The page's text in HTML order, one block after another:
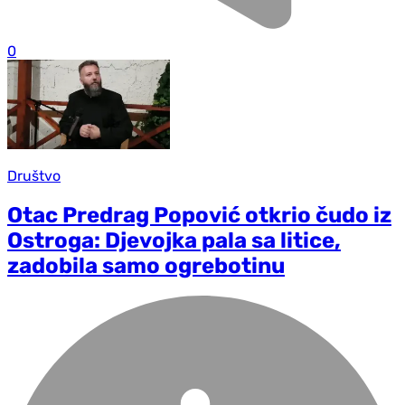
0
Društvo
Otac Predrag Popović otkrio čudo iz
Ostroga: Djevojka pala sa litice,
zadobila samo ogrebotinu